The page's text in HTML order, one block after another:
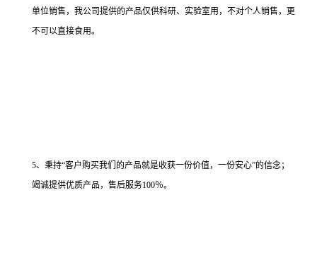
单位销售，我公司提供的产品仅供科研、实验室用，不对个人销售，更
不可以直接食用。
5、秉持“客户购买我们的产品就是收获一份价值，一份安心”的信念；
竭诚提供优质产品，售后服务100％。